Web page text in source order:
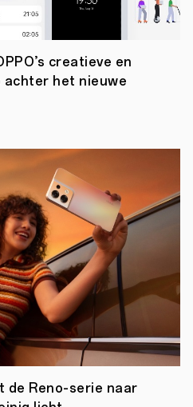
Action
Report
tijdens
MWC
2023.
OPPO
voor
het
eerst
om
tegen
2050
koolstofneutraliteit
te
bereiken
voor
al
zijn
wereldwijde
activiteiten.
werd
opgesteld
creatieve en
het nieuwe
de Reno-serie naar